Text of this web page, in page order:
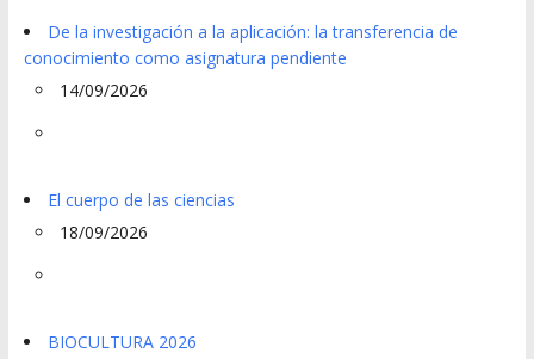
De la investigación a la aplicación: la transferencia de
conocimiento como asignatura pendiente
14/09/2026
El cuerpo de las ciencias
18/09/2026
BIOCULTURA 2026